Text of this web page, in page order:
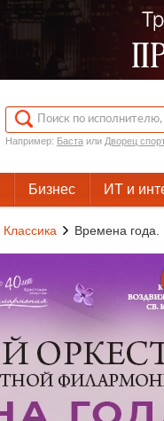
Например: Бастаили Дворец
Бизнес ИТ и
Классика Времена года.